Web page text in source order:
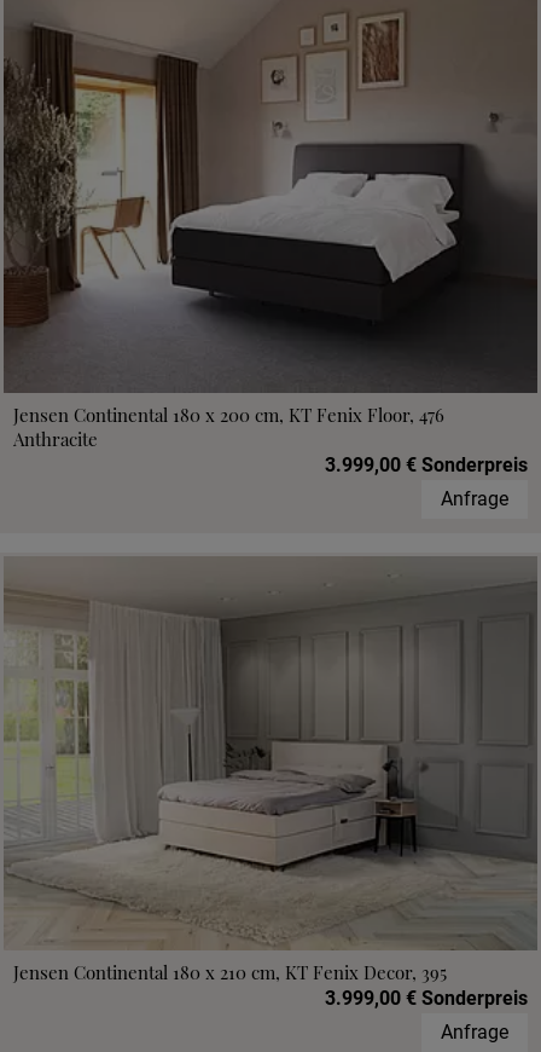
Jensen Continental 180 x 200 cm, KT Fenix Floor, 476
Anthracite
3.999,00 € Sonderpreis
Anfrage
Jensen Continental 180 x 210 cm, KT Fenix Decor, 395
3.999,00 € Sonderpreis
Anfrage